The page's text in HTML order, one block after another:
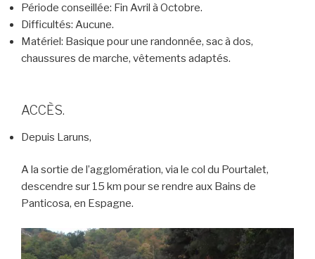
Période conseillée: Fin Avril à Octobre.
Difficultés: Aucune.
Matériel: Basique pour une randonnée, sac à dos,
chaussures de marche, vêtements adaptés.
ACCÈS.
Depuis Laruns,
A la sortie de l’agglomération, via le col du Pourtalet,
descendre sur 15 km pour se rendre aux Bains de
Panticosa, en Espagne.